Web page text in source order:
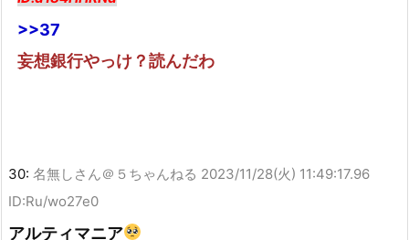
>>37
妄想銀行やっけ？読んだわ
30: 名無しさん＠５ちゃんねる 2023/11/28(火) 11:49:17.96
ID:Ru/wo27e0
アルティマニア